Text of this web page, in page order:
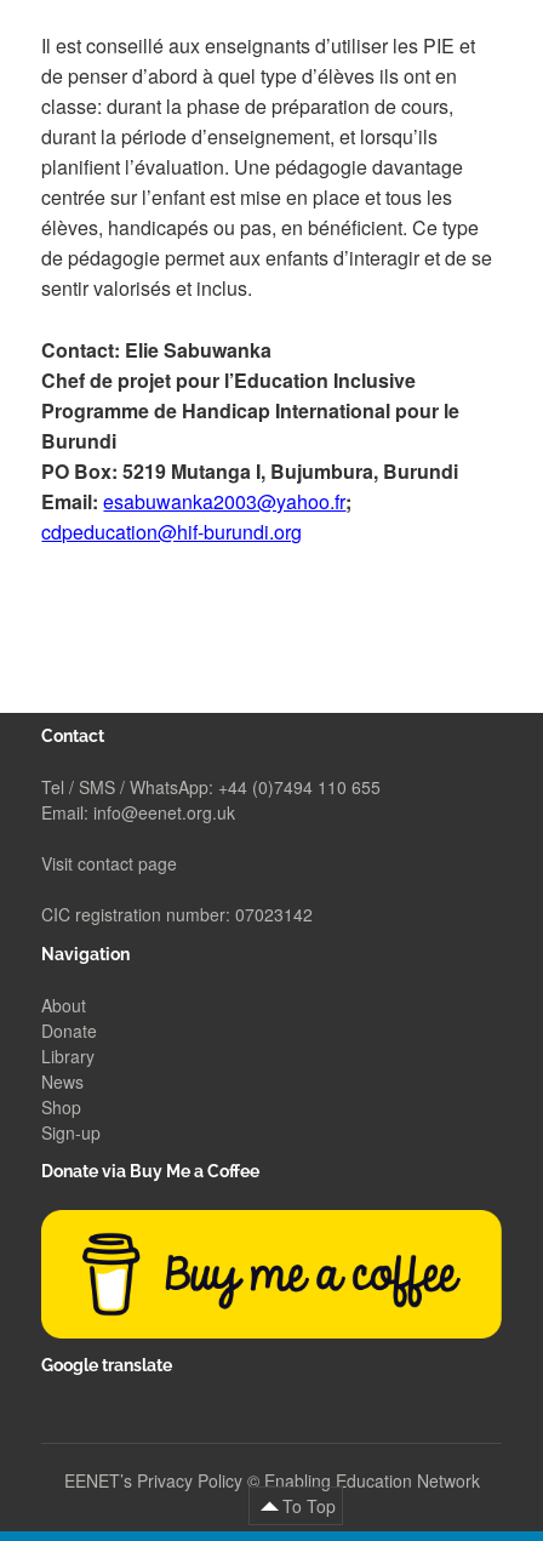
Il est conseillé aux enseignants d’utiliser les PIE et
de penser d’abord à quel type d’élèves ils ont en
classe: durant la phase de préparation de cours,
durant la période d’enseignement, et lorsqu’ils
planifient l’évaluation. Une pédagogie davantage
centrée sur l’enfant est mise en place et tous les
élèves, handicapés ou pas, en bénéficient. Ce type
de pédagogie permet aux enfants d’interagir et de se
sentir valorisés et inclus.
Contact: Elie Sabuwanka
Chef de projet pour l’Education Inclusive
Programme de Handicap International pour le
Burundi
PO Box: 5219 Mutanga I, Bujumbura, Burundi
Email:esabuwanka2003@yahoo.fr;
cdpeducation@hif-burundi.org
Contact
Tel / SMS / WhatsApp: +44 (0)7494 110 655
Email: info@eenet.org.uk
Visit contact page
CIC registration number: 07023142
Navigation
About
Donate
Library
News
Shop
Sign-up
Donate via Buy Me a Coffee
Google translate
EENET’s Privacy Policy© Enabling Education Network
To Top